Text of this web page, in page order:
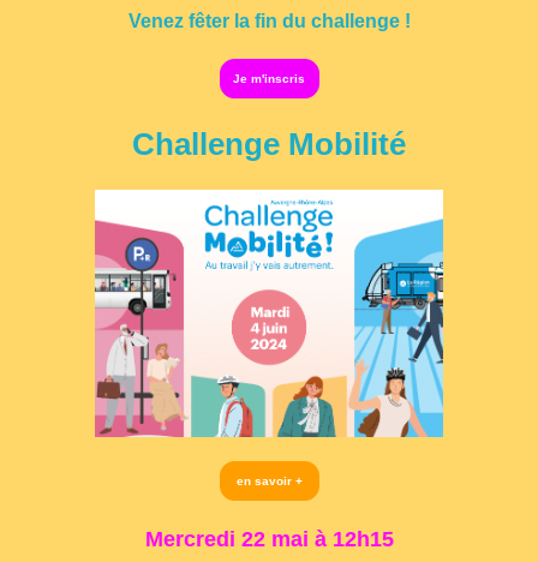
Venez fêter la fin du challenge !
Je m'inscris
Challenge Mobilité
en savoir +
Mercredi 22 mai à 12h15